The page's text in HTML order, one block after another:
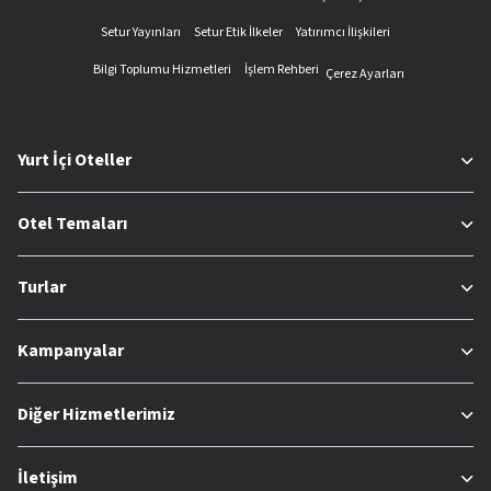
Setur Yayınları
Setur Etik İlkeler
Yatırımcı İlişkileri
Bilgi Toplumu Hizmetleri
İşlem Rehberi Çerez Ayarları
Yurt İçi Oteller
Otel Temaları
Turlar
Kampanyalar
Diğer Hizmetlerimiz
İletişim